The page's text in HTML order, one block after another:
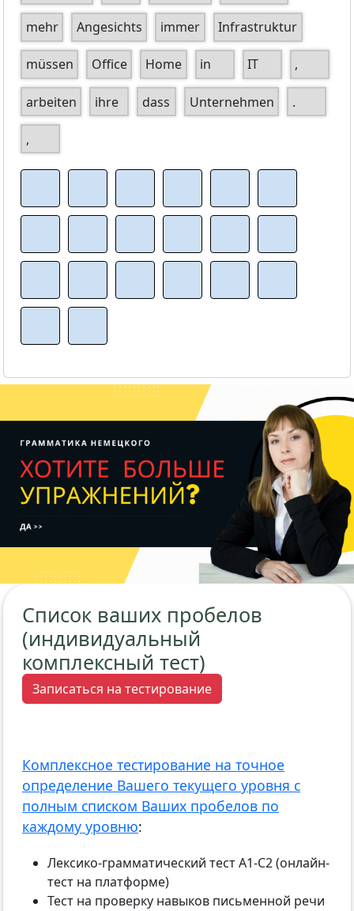
mehr Angesichts immer Infrastruktur
müssen Office Home in IT ,
arbeiten ihre dass Unternehmen .
,
Список ваших пробелов
(индивидуальный
комплексный тест)
Записаться на тестирование
Комплексное тестирование на точное
определение Вашего текущего уровня с
полным списком Ваших пробелов по
каждому уровню:
Лексико-грамматический тест А1-С2 (онлайн-
тест на платформе)
Тест на проверку навыков письменной речи